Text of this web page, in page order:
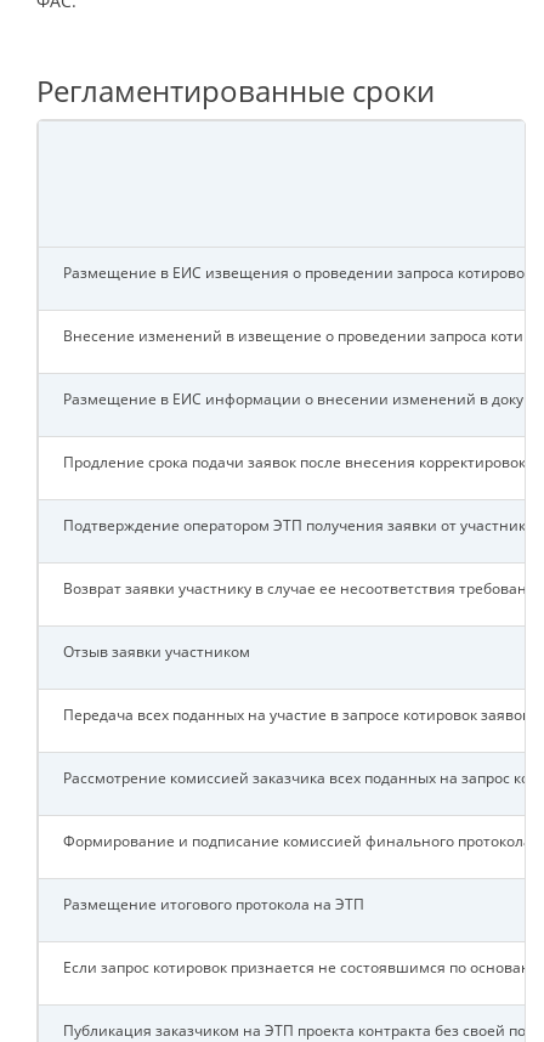
Регламентированные сроки
Размещение в ЕИС извещения о проведении запроса котировок
Внесение изменений в извещение о проведении запроса
Размещение в ЕИС информации о внесении изменений в
Продление срока подачи заявок после внесения корректировок
Подтверждение оператором ЭТП получения заявки от участника.
Возврат заявки участнику в случае ее несоответствия
Отзыв заявки участником
Передача всех поданных на участие в запросе котировок заявок
Рассмотрение комиссией заказчика всех поданных на запрос
Формирование и подписание комиссией финального протокола
Размещение итогового протокола на ЭТП
Если запрос котировок признается не состоявшимся по
Публикация заказчиком на ЭТП проекта контракта без своей